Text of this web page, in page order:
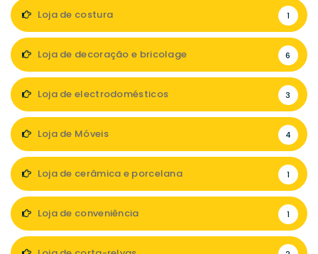
Loja de costura 1
Loja de decoração e bricolage 6
Loja de electrodomésticos 3
Loja de Móveis 4
Loja de cerâmica e porcelana 1
Loja de conveniência 1